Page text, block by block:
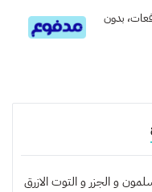
بطريقة ميسرة إلى 4 وحتى 6 دفعات، بدون
و الجزر و التوت الازرق